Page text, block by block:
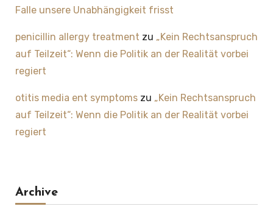
Falle unsere Unabhängigkeit frisst
penicillin allergy treatment zu „Kein Rechtsanspruch
auf Teilzeit“: Wenn die Politik an der Realität vorbei
regiert
otitis media ent symptomszu „Kein Rechtsanspruch
auf Teilzeit“: Wenn die Politik an der Realität vorbei
regiert
Archive